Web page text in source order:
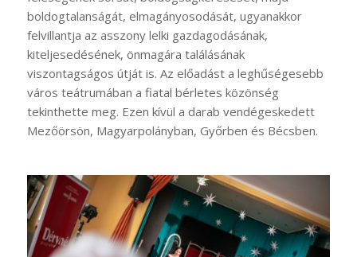
boldogtalanságát, elmagányosodását, ugyanakkor
felvillantja az asszony lelki gazdagodásának,
kiteljesedésének, önmagára találásának
viszontagságos útját is. Az előadást a leghűségesebb
város teátrumában a fiatal bérletes közönség
tekinthette meg. Ezen kívül a darab vendégeskedett
Mezőörsön, Magyarpolányban, Győrben és Bécsben.